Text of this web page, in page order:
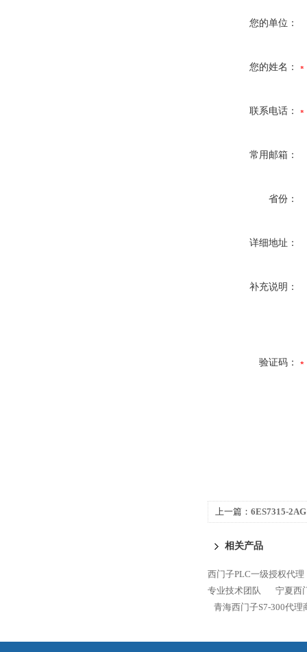
您的单位：
您的姓名：
联系电话：
常用邮箱：
省份：
详细地址：
补充说明：
验证码：
上一篇： 6ES7315-
相关产品
西门子PLC一级授权代理
专业技术团队
宁夏西
青海西门子S7-300代理